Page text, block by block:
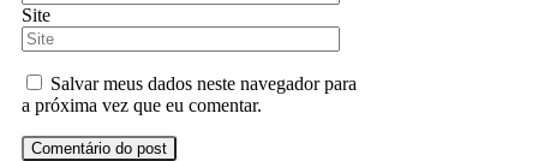
Site
Salvar meus dados neste navegador para
a próxima vez que eu comentar.